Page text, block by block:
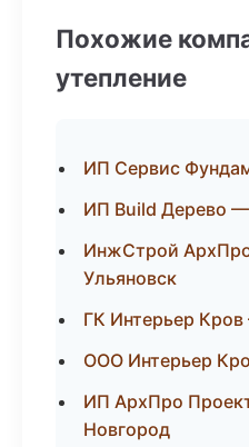
Похожие
утепление
ИП Сервис
ИП Build Дерево
ИнжСтрой
Ульяновск
ГК Интерьер
ООО Интерьер
ИП АрхПро
Новгород